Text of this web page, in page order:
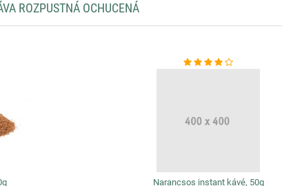
ROZPUSTNÁ OCHUCENÁ
Narancsos instant kávé, 50g